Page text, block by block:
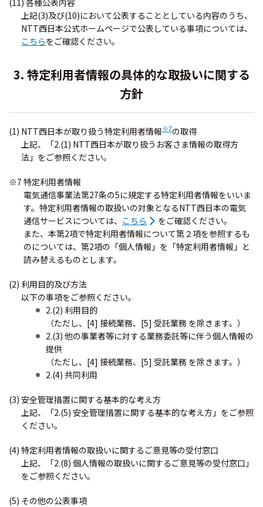
(11) 各種公表内容
上記(3)及び(10)において公表することとしている内容のうち、
NTT西日本公式ホームページで公表している事項については、
こちらをご確認ください。
3. 特定利用者情報の具体的な取扱いに関する
方針
(1) NTT西日本が取り扱う特定利用者情報※7の取得
上記、「2.(1) NTT西日本が取り扱うお客さま情報の取得方
法」をご参照ください。
※7 特定利用者情報
電気通信事業法第27条の5に規定する特定利用者情報をいいま
す。特定利用者情報の取扱いの対象となるNTT西日本の電気
通信サービスについては、 こちら
をご確認ください。
また、本第2項で特定利用者情報について第２項を参照するも
のについては、第2項の「個人情報」を「特定利用者情報」と
読み替えるものとします。
(2) 利用目的及び方法
以下の事項をご参照ください。
2.(2) 利用目的
（ただし、[4] 接続業務、[5] 受託業務 を除きます。）
2.(3) 他の事業者等に対する業務委託等に伴う個人情報の
提供
（ただし、[4] 接続業務、[5] 受託業務 を除きます。）
2.(4) 共同利用
(3) 安全管理措置に関する基本的な考え方
上記、「2.(5) 安全管理措置に関する基本的な考え方」をご参照
ください。
(4) 特定利用者情報の取扱いに関するご意見等の受付窓口
上記、「2.(8) 個人情報の取扱いに関するご意見等の受付窓口」
をご参照ください。
(5) その他の公表事項